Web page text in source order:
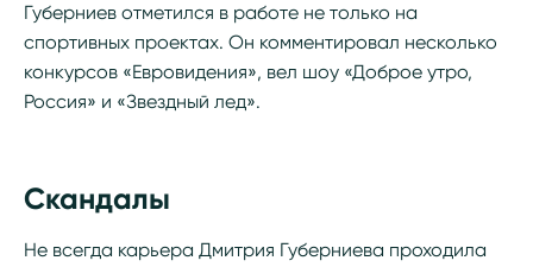
Губерниев отметился в работе не только на
спортивных проектах. Он комментировал несколько
конкурсов «Евровидения», вел шоу «Доброе утро,
Россия» и «Звездный лед».
Скандалы
Не всегда карьера Дмитрия Губерниева проходила